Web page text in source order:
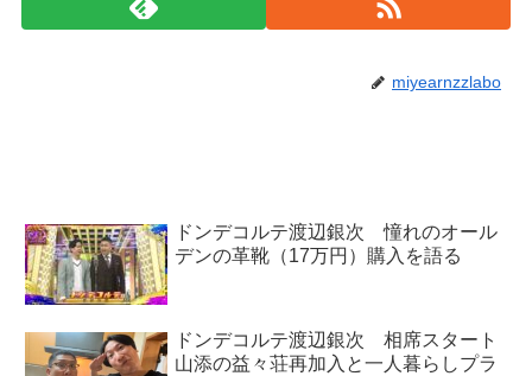
miyearnzzlabo
ドンデコルテ渡辺銀次 憧れのオール
デンの革靴（17万円）購入を語る
ドンデコルテ渡辺銀次 相席スタート
山添の益々荘再加入と一人暮らしプラ